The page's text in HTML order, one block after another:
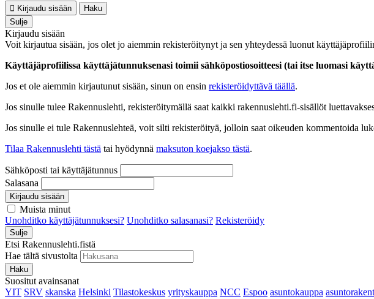
Kirjaudu sisään
Haku
Sulje
Kirjaudu sisään
Voit kirjautua sisään, jos olet jo aiemmin rekisteröitynyt ja sen yhteydessä luonut
Käyttäjäprofiilissa käyttäjätunnuksenasi toimii sähköpostiosoitteesi (tai itse luomasi
Jos et ole aiemmin kirjautunut sisään, sinun on ensin rekisteröidyttävä täällä.
Jos sinulle tulee Rakennuslehti, rekisteröitymällä saat kaikki rakennuslehti.fi-sisällöt
Jos sinulle ei tule Rakennuslehteä, voit silti rekisteröityä, jolloin saat oikeuden kommentoida
Tilaa Rakennuslehti tästä tai hyödynnä maksuton koejakso tästä.
Sähköposti tai käyttäjätunnus
Salasana
Kirjaudu sisään
Muista minut
Unohditko käyttäjätunnuksesi? Unohditko salasanasi? Rekisteröidy
Sulje
Etsi Rakennuslehti.fistä
Hae tältä sivustolta
Haku
Suositut avainsanat
YIT SRV skanska Helsinki Tilastokeskus yrityskauppa NCC Espoo asuntokauppa